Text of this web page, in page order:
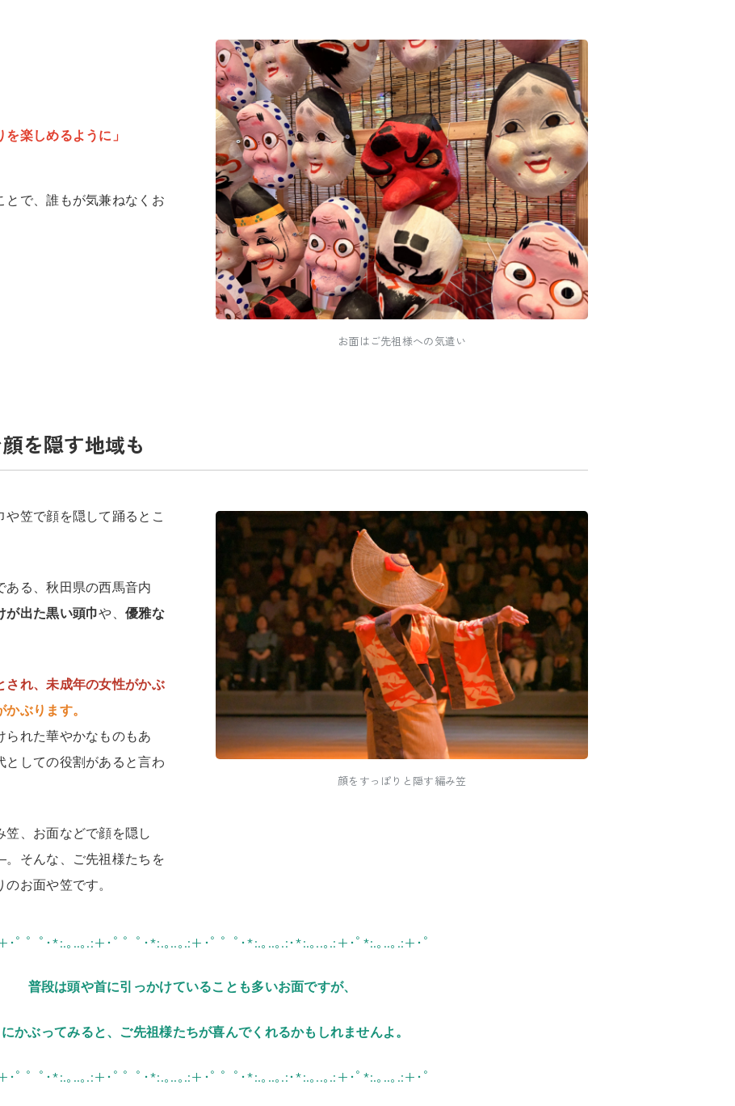
お面はご先祖様への気遣い
めるように」
とで、誰もが気兼ねなくお
を隠す地域も
顔をすっぽりと隠す編み笠
笠で顔を隠して踊るとこ
ある、秋田県の西馬音内
が出た黒い頭巾や、優雅な
され、未成年の女性がかぶ
ぶります。
られた華やかなものもあ
としての役割があると言わ
笠、お面などで顔を隠し
そんな、ご先祖様たちを
お面や笠です。
･ﾟ ゜ﾟ･*:.｡..｡.:+･ﾟ ゜ﾟ･*:.｡..｡.:+･ﾟ ゜ﾟ･*:.｡..｡.:･*:.｡..｡.:+･ﾟ*:.｡..｡.:+･ﾟ
普段は頭や首に引っかけていることも多いお面ですが、
かぶってみると、ご先祖様たちが喜んでくれるかもしれませんよ。
･ﾟ ゜ﾟ･*:.｡..｡.:+･ﾟ ゜ﾟ･*:.｡..｡.:+･ﾟ ゜ﾟ･*:.｡..｡.:･*:.｡..｡.:+･ﾟ*:.｡..｡.:+･ﾟ